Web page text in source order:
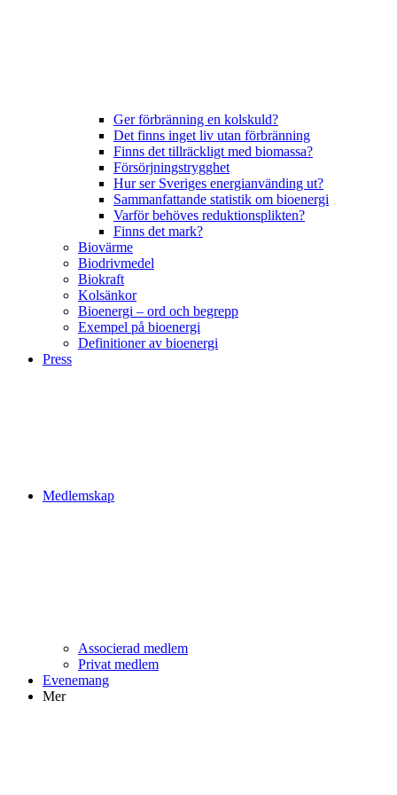
Ger förbränning en kolskuld?
Det finns inget liv utan förbränning
Finns det tillräckligt med biomassa?
Försörjningstrygghet
Hur ser Sveriges energianvänding ut?
Sammanfattande statistik om bioenergi
Varför behöves reduktionsplikten?
Finns det mark?
Biovärme
Biodrivmedel
Biokraft
Kolsänkor
Bioenergi – ord och begrepp
Exempel på bioenergi
Definitioner av bioenergi
Press
Medlemskap
Associerad medlem
Privat medlem
Evenemang
Mer